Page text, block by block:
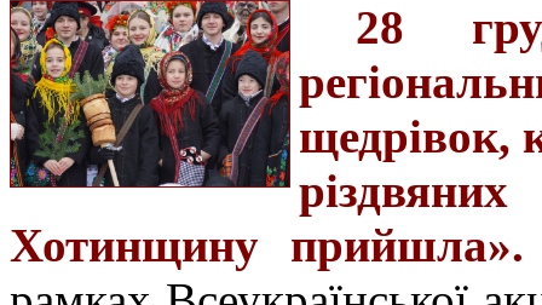
28
щедрівок,
Хотинщину прийшла».